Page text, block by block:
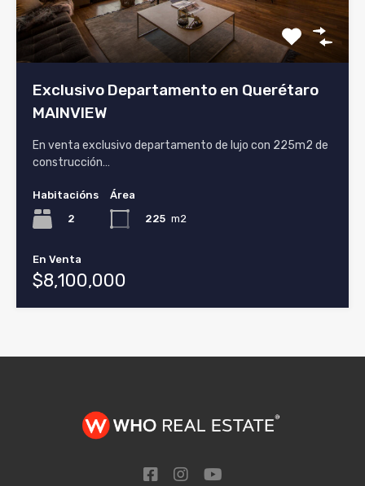
Exclusivo Departamento en Querétaro
MAINVIEW
En venta exclusivo departamento de lujo con 225m2 de
construcción…
Habitacións
2
Área
225 m2
En Venta
$8,100,000